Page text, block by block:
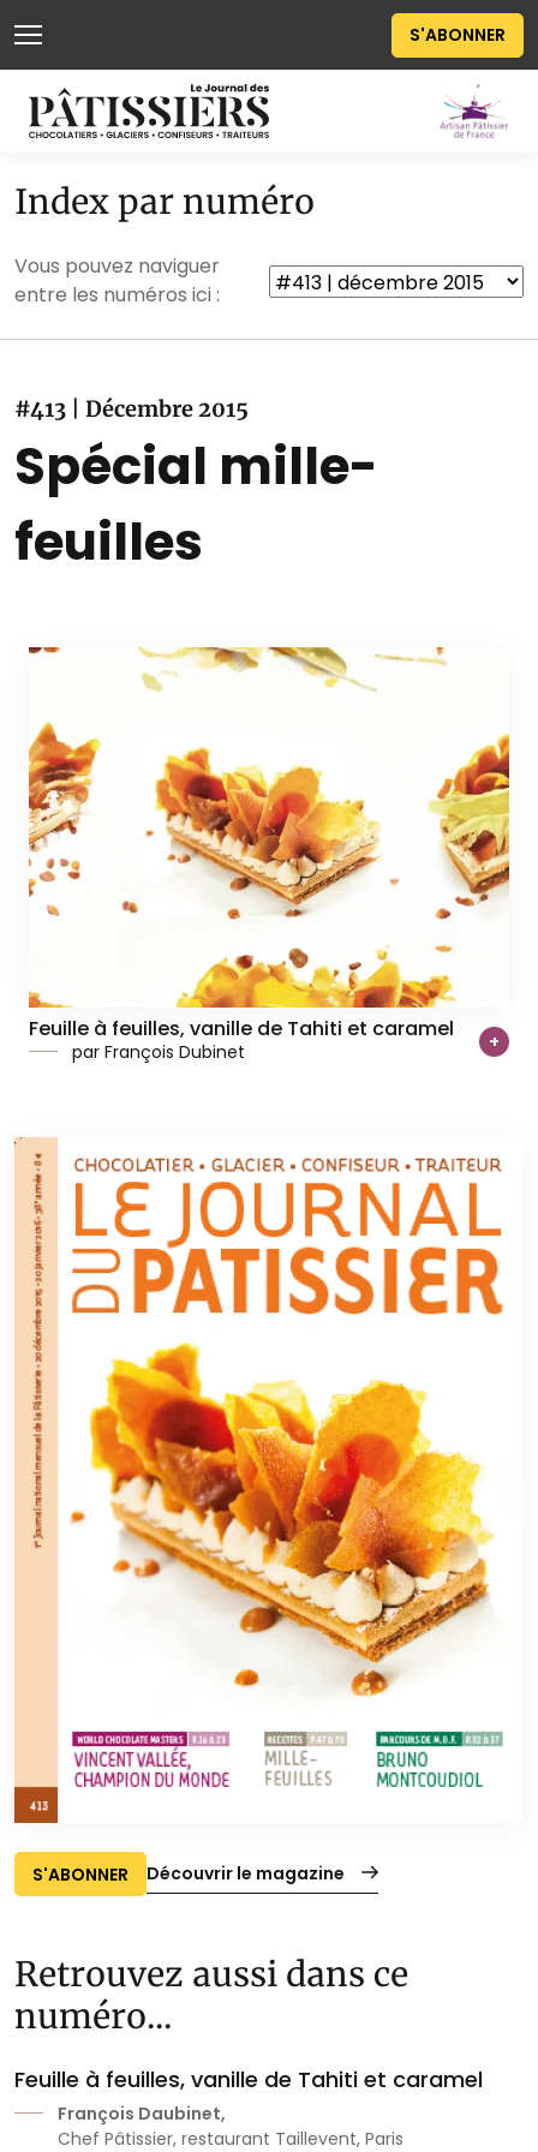
S'ABONNER
Index par numéro
Vous pouvez naviguer
entre les numéros ici :
#413 | Décembre 2015
Spécial mille-
feuilles
Feuille à feuilles, vanille de Tahiti et caramel
par François Dubinet +
S'ABONNER Découvrir le magazine
Retrouvez aussi dans ce
numéro...
Feuille à feuilles, vanille de Tahiti et caramel
François Daubinet,
Chef Pâtissier, restaurant Taillevent, Paris